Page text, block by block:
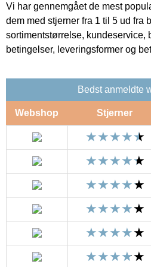
Vi har gennemgået de mest
dem med stjerner fra 1 til 5 ud fra
sortimentstørrelse, kundeservice,
betingelser, leveringsformer og
Bedst anmeldte
Webshop Stjerner